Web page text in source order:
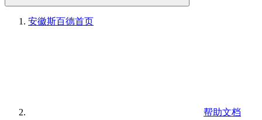
安徽斯百德首页
帮助文档